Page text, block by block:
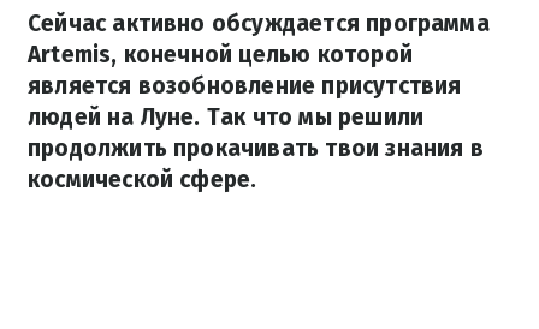
Сейчас активно обсуждается программа
Artemis, конечной целью которой
является возобновление присутствия
людей на Луне. Так что мы решили
продолжить прокачивать твои знания в
космической сфере.